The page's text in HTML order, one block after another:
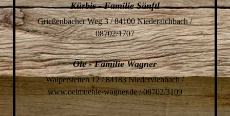
Kürbis - Familie Sänftl
Grießenbacher Weg 3 / 84100 Niederaichbach /
08702/1707
Öle - Familie Wagner
Walperstetten 12 / 84183 Niederviehbach /
www.oelmuehle-wagner.de / 08702/3109